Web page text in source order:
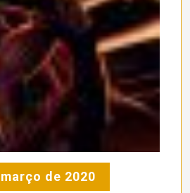
de 2020